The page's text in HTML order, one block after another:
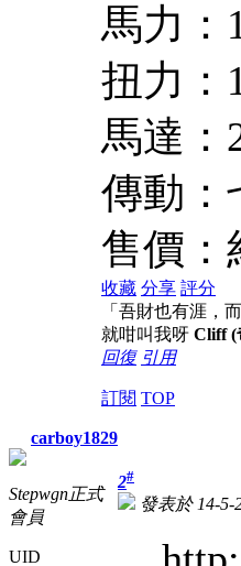
馬力：
扭力：
馬達：
傳動：
售價：
收藏 分享 評分
「吾財也有涯，
就咁叫我呀 Cliff (
回復 引用
訂閱 TOP
carboy1829
Stepwgn正式
會員
UID
2#
發表於 14-5-